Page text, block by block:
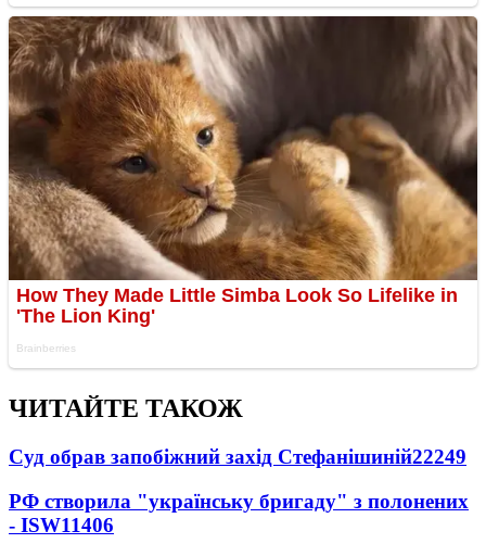
ЧИТАЙТЕ ТАКОЖ
Суд обрав запобіжний захід Стефанішиній22249
РФ створила "українську бригаду" з полонених
- ISW11406